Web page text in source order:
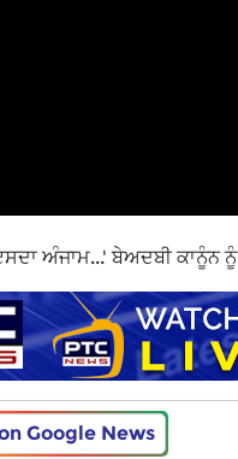
ਅੰਜਾਮ...' ਬੇਅਦਬੀ ਕਾਨੂੰਨ
Google News